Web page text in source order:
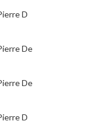
D
De
De
D